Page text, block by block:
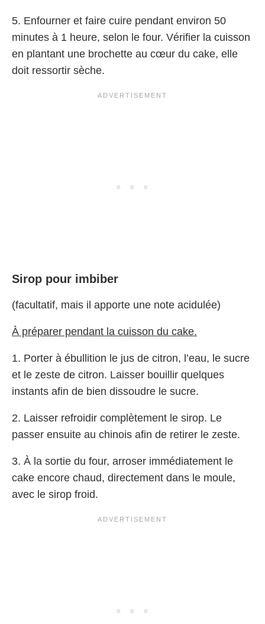
5. Enfourner et faire cuire pendant environ 50
minutes à 1 heure, selon le four. Vérifier la cuisson
en plantant une brochette au cœur du cake, elle
doit ressortir sèche.
Sirop pour imbiber
(facultatif, mais il apporte une note acidulée)
À préparer pendant la cuisson du cake.
1. Porter à ébullition le jus de citron, l’eau, le sucre
et le zeste de citron. Laisser bouillir quelques
instants afin de bien dissoudre le sucre.
2. Laisser refroidir complètement le sirop. Le
passer ensuite au chinois afin de retirer le zeste.
3. À la sortie du four, arroser immédiatement le
cake encore chaud, directement dans le moule,
avec le sirop froid.